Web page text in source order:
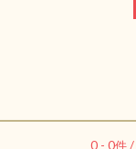
0 - 0件 /